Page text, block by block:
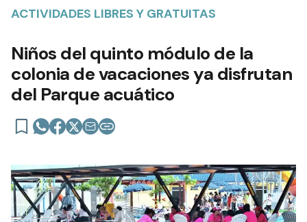
ACTIVIDADES LIBRES Y GRATUITAS
Niños del quinto módulo de la
colonia de vacaciones ya disfrutan
del Parque acuático